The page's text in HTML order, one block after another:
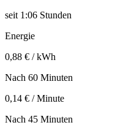
seit 1:06 Stunden
Energie
0,88 € / kWh
Nach 60 Minuten
0,14 € / Minute
Nach 45 Minuten